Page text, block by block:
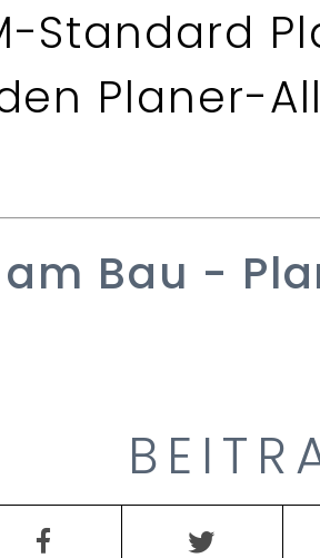
Standard
Planer-
Bau -